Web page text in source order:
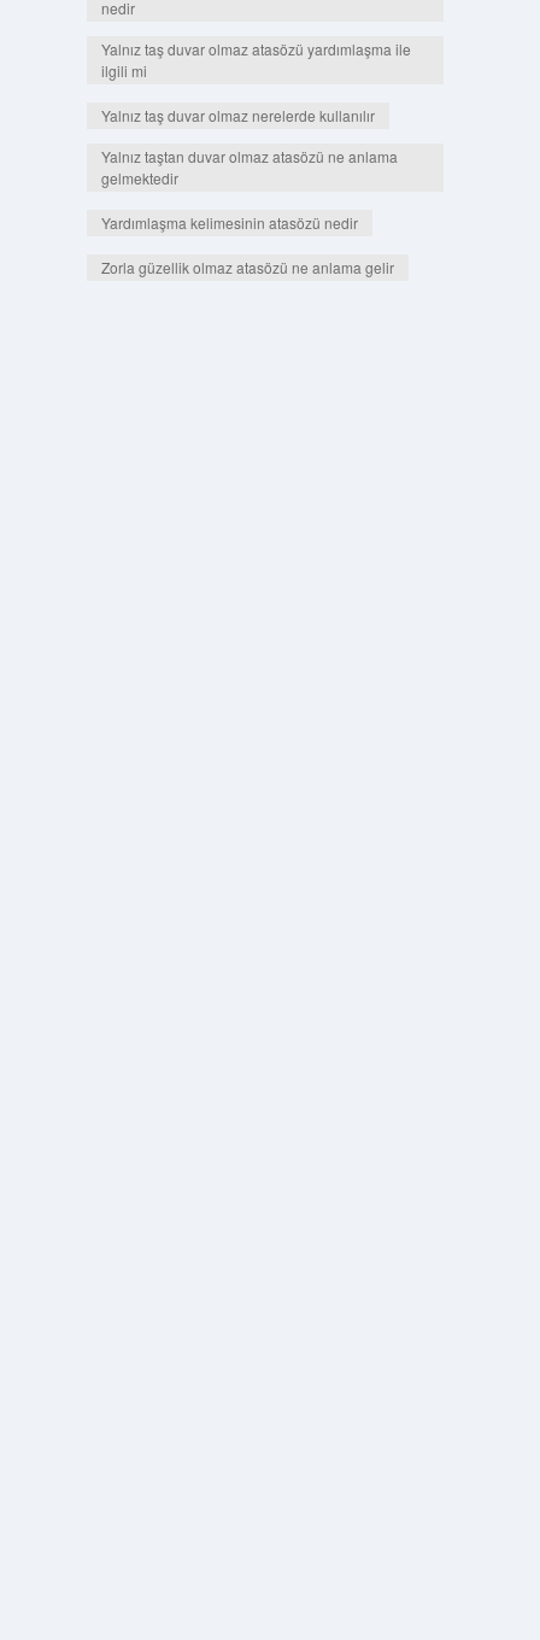
nedir
Yalnız taş duvar olmaz atasözü yardımlaşma ile
ilgili mi
Yalnız taş duvar olmaz nerelerde kullanılır
Yalnız taştan duvar olmaz atasözü ne anlama
gelmektedir
Yardımlaşma kelimesinin atasözü nedir
Zorla güzellik olmaz atasözü ne anlama gelir